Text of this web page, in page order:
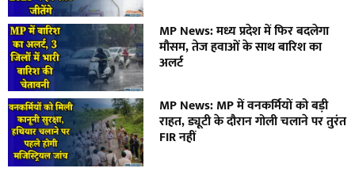
MP News: मध्य प्रदेश में फिर बदलेगा
मौसम, तेज हवाओं के साथ बारिश का
अलर्ट
MP News: MP में वनकर्मियों को बड़ी
राहत, ड्यूटी के दौरान गोली चलाने पर तुरंत
FIR नहीं